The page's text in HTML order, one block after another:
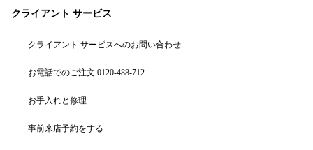
クライアント サービス
クライアント サービスへのお問い合わせ
お電話でのご注文 0120-488-712
お手入れと修理
事前来店予約をする